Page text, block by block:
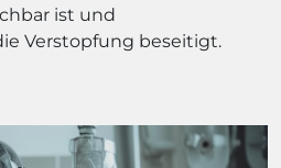
ist und
Verstopfung beseitigt.